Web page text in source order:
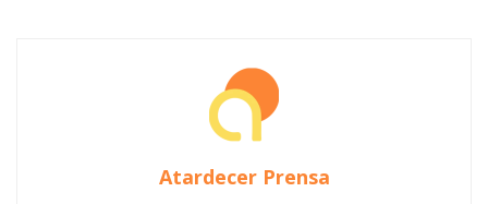
Atardecer Prensa